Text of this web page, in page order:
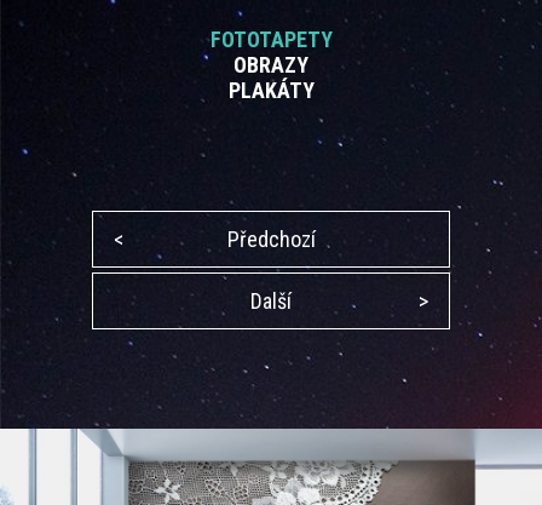
FOTOTAPETY
OBRAZY
PLAKÁTY
< Předchozí
Další >